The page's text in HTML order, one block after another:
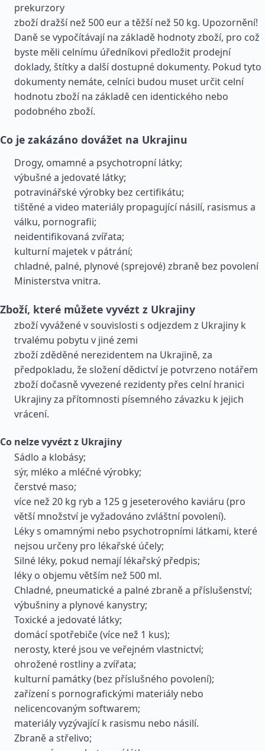
prekurzory
zboží dražší než 500 eur a těžší než 50 kg. Upozornění!
Daně se vypočítávají na základě hodnoty zboží, pro což
byste měli celnímu úředníkovi předložit prodejní
doklady, štítky a další dostupné dokumenty. Pokud tyto
dokumenty nemáte, celníci budou muset určit celní
hodnotu zboží na základě cen identického nebo
podobného zboží.
Co je zakázáno dovážet na Ukrajinu
Drogy, omamné a psychotropní látky;
výbušné a jedovaté látky;
potravinářské výrobky bez certifikátu;
tištěné a video materiály propagující násilí, rasismus a
válku, pornografii;
neidentifikovaná zvířata;
kulturní majetek v pátrání;
chladné, palné, plynové (sprejové) zbraně bez povolení
Ministerstva vnitra.
Zboží, které můžete vyvézt z Ukrajiny
zboží vyvážené v souvislosti s odjezdem z Ukrajiny k
trvalému pobytu v jiné zemi
zboží zděděné nerezidentem na Ukrajině, za
předpokladu, že složení dědictví je potvrzeno notářem
zboží dočasně vyvezené rezidenty přes celní hranici
Ukrajiny za přítomnosti písemného závazku k jejich
vrácení.
Co nelze vyvézt z Ukrajiny
Sádlo a klobásy;
sýr, mléko a mléčné výrobky;
čerstvé maso;
více než 20 kg ryb a 125 g jeseterového kaviáru (pro
větší množství je vyžadováno zvláštní povolení).
Léky s omamnými nebo psychotropními látkami, které
nejsou určeny pro lékařské účely;
Silné léky, pokud nemají lékařský předpis;
léky o objemu větším než 500 ml.
Chladné, pneumatické a palné zbraně a příslušenství;
výbušniny a plynové kanystry;
Toxické a jedovaté látky;
domácí spotřebiče (více než 1 kus);
nerosty, které jsou ve veřejném vlastnictví;
ohrožené rostliny a zvířata;
kulturní památky (bez příslušného povolení);
zařízení s pornografickými materiály nebo
nelicencovaným softwarem;
materiály vyzývající k rasismu nebo násilí.
Zbraně a střelivo;